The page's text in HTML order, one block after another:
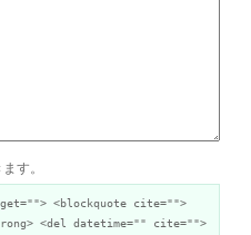
す。
<blockquote cite="">
<del datetime="" cite="">